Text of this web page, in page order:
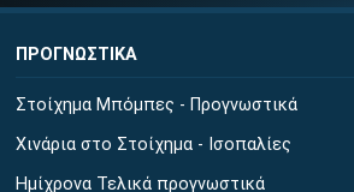
ΠΡΟΓΝΩΣΤΙΚΑ
Στοίχημα Μπόμπες - Προγνωστικά
Χινάρια στο Στοίχημα - Ισοπαλίες
Ημίχρονα Τελικά προγνωστικά